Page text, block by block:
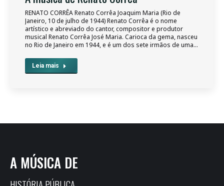
RENATO CORRÊA Renato Corrêa Joaquim Maria (Rio de
Janeiro, 10 de julho de 1944) Renato Corrêa é o nome
artístico e abreviado do cantor, compositor e produtor
musical Renato Corrêa José Maria. Carioca da gema, nasceu
no Rio de Janeiro em 1944, e é um dos sete irmãos de uma…
Leia mais
A MÚSICA DE